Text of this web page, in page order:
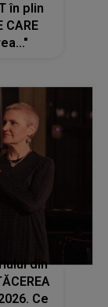
în plin
CARE
din
Ce